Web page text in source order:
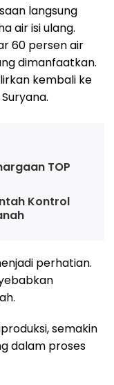
langsung
air isi ulang.
60 persen air
dimanfaatkan.
kembali ke
TOP
Kontrol
perhatian.
semakin
dalam proses